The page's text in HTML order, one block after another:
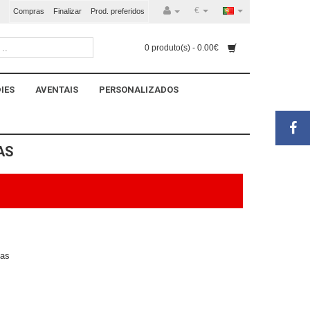
Compras Finalizar Prod. preferidos €
0 produto(s) - 0.00€
AVENTAIS PERSONALIZADOS